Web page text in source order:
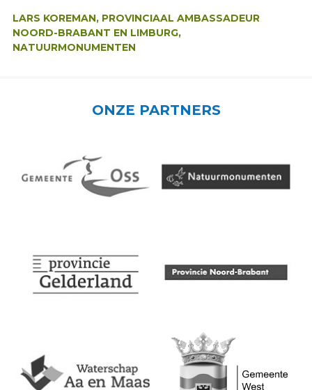
LARS KOREMAN, PROVINCIAAL AMBASSADEUR
NOORD-BRABANT EN LIMBURG,
NATUURMONUMENTEN
ONZE PARTNERS